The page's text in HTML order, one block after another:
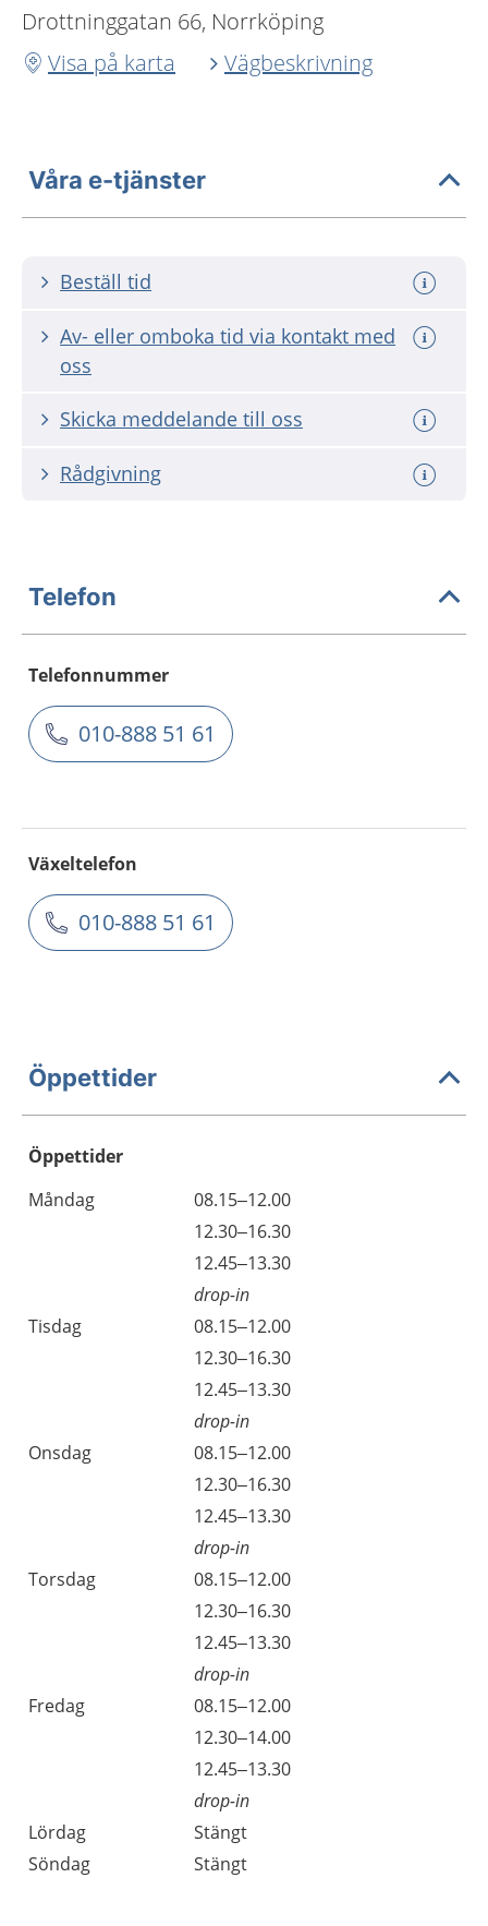
Drottninggatan 66, Norrköping
Visa på karta
Vägbeskrivning
Våra e-tjänster
Beställ tid
Av- eller omboka tid via kontakt med
oss
Skicka meddelande till oss
Rådgivning
Telefon
Telefonnummer
010-888 51 61
Växeltelefon
010-888 51 61
Öppettider
Öppettider
Dag
Öppettider
Kommentarer
Måndag
08.15–12.00
12.30–16.30
12.45–13.30
drop-in
Tisdag
08.15–12.00
12.30–16.30
12.45–13.30
drop-in
Onsdag
08.15–12.00
12.30–16.30
12.45–13.30
drop-in
Torsdag
08.15–12.00
12.30–16.30
12.45–13.30
drop-in
Fredag
08.15–12.00
12.30–14.00
12.45–13.30
drop-in
Lördag
Stängt
Söndag
Stängt